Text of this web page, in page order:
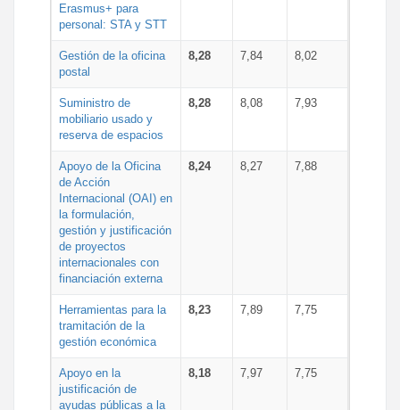
Erasmus+ para
personal: STA y STT
Gestión de la oficina
postal
8,28 7,84 8,02
Suministro de
mobiliario usado y
reserva de espacios
8,28 8,08 7,93
Apoyo de la Oficina
de Acción
Internacional (OAI) en
la formulación,
gestión y justificación
de proyectos
internacionales con
financiación externa
8,24 8,27 7,88
Herramientas para la
tramitación de la
gestión económica
8,23 7,89 7,75
Apoyo en la
justificación de
ayudas públicas a la
8,18 7,97 7,75